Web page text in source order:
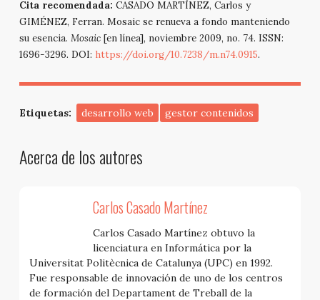
Cita recomendada: CASADO MARTÍNEZ, Carlos y
GIMÉNEZ, Ferran. Mosaic se renueva a fondo manteniendo
su esencia. Mosaic[en línea], noviembre 2009, no. 74. ISSN:
1696-3296. DOI: https://doi.org/10.7238/m.n74.0915.
Etiquetas: desarrollo web gestor contenidos
Acerca de los autores
Carlos Casado Martínez
Carlos Casado Martínez obtuvo la
licenciatura en Informática por la
Universitat Politècnica de Catalunya (UPC) en 1992.
Fue responsable de innovación de uno de los centros
de formación del Departament de Treball de la